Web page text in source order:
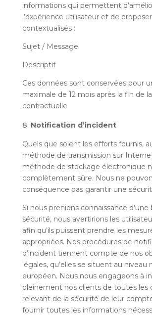
informations qui permettent
l’expérience utilisateur et de
contextualisés :
Sujet / Message
Descriptif
Ces données sont conservées pour
maximale de 12 mois après la fin de
contractuelle
Notification d’incident
Quels que soient les efforts fournis,
méthode de transmission sur
méthode de stockage électronique
complètement sûre. Nous ne
conséquence pas garantir une
Si nous prenions connaissance d’une
sécurité, nous avertirions les
afin qu’ils puissent prendre les
appropriées. Nos procédures de
d’incident tiennent compte de nos
légales, qu’elles se situent au niveau
européen. Nous nous engageons à
pleinement nos clients de toutes les
relevant de la sécurité de leur
fournir toutes les informations